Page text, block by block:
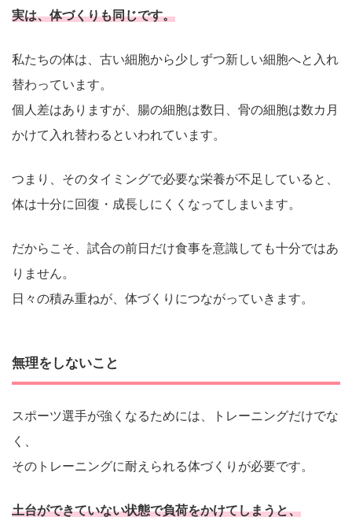
実は、体づくりも同じです。
私たちの体は、古い細胞から少しずつ新しい細胞へと入れ
替わっています。
個人差はありますが、腸の細胞は数日、骨の細胞は数カ月
かけて入れ替わるといわれています。
つまり、そのタイミングで必要な栄養が不足していると、
体は十分に回復・成長しにくくなってしまいます。
だからこそ、試合の前日だけ食事を意識しても十分ではあ
りません。
日々の積み重ねが、体づくりにつながっていきます。
無理をしないこと
スポーツ選手が強くなるためには、トレーニングだけでな
く、
そのトレーニングに耐えられる体づくりが必要です。
土台ができていない状態で負荷をかけてしまうと、